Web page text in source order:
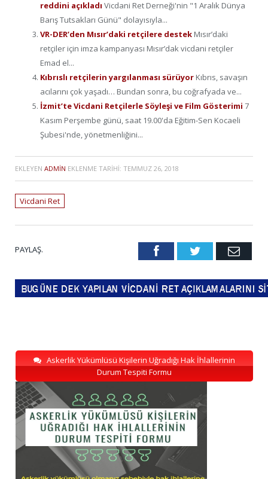
reddini açıkladı Vicdani Ret Derneği'nin "1 Aralık Dünya
Barış Tutsakları Günü" dolayısıyla...
VR-DER’den Mısır’daki retçilere destek Mısır’daki
retçiler için imza kampanyası Mısır’dak vicdani retçiler
Emad el...
Kıbrıslı retçilerin yargılanması sürüyor Kıbrıs, savaşın
acılarını çok yaşadı… Bundan sonra, bu coğrafyada ve...
İzmit’te Vicdani Retçilerle Söyleşi ve Film Gösterimi 7
Kasım Perşembe günü, saat 19.00'da Eğitim-Sen Kocaeli
Şubesi'nde, yönetmenliğini...
EKLEYEN ADMIN EKLENME TARIHI: TEMMUZ 26, 2018
Vicdani Ret
PAYLAŞ. FacebookTwitter Email
Askerlik Yükümlüsü Kişilerin Uğradığı Hak İhlallerinin
Durum Tespiti Formu